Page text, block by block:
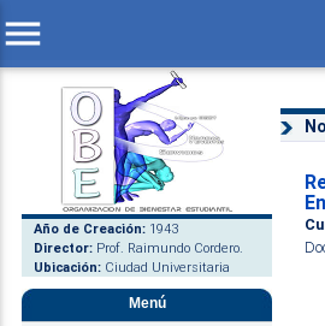
menu
Año de Creación: 1943
Director: Prof. Raimundo Cordero.
Ubicación: Ciudad Universitaria
Menú